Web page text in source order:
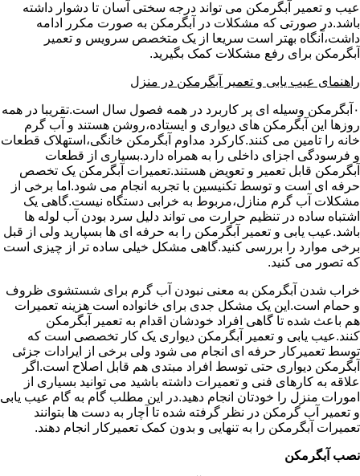
عیب و تعمیر آبگرمکن می تواند درجه سختی آسان تا دشوار داشته
باشد.در صورتی که مشکلات در آبگرمکن به صورت مکرر ادامه
داشت،آنگاه بهتر است سریعا از یک متخصص سرویس و تعمیر
آبگرمکن برای رفع مشکلات کمک بگیرید.
راهنمای عیب یابی و تعمیر آبگرمکن در منزل
۰آبگرمکن وسیله ای پر کاربرد در همه فصول سال است.تقریبا در همه
روزها این آبگرمکن های دیواری و ایستاده،روشن هستند و آب گرم
خانه را تامین می کنند.کارکرد مداوم آبگرمکن خانگی،استهلاک قطعات
و فرسودگی اجزای داخلی را به همراه دارد.بسیاری از قطعات
آبگرمکن قابل تعمیر و تعویض هستند.تعمیرات آبگرمکن یک تخصص
حرفه ای است و توسط تکنیسین با تجربه انجام می شود.اما برخی از
مشکلات آب گرم منازل،مربوط به خرابی دستگاه نیست.گاهی یک
اشتباه ساده در تنظیم حرارت می تواند دلیل سرد بودن آب لوله ها
باشد.عیب یابی و تعمیر آبگرمکن را به حرفه ای ها بسپارید ولی از قبل
برخی موارد را بررسی کنید.گاهی مشکل خیلی ساده تر از چیزی است
که تصور می کنید.
خراب شدن آبگرمکن به معنی نبودن آب گرم برای شستشوی ظروف
و حمام است.این یک مشکل جدی برای خانواده است هزینه تعمیرات
هم باعث شده تا گاهی افراد خودشان اقدام به تعمیر آبگرمکن
کنند.عیب یابی و تعمیر آبگرمکن دیواری یک کار تخصصی است که
توسط تعمیرکار حرفه ای انجام می شود ولی برخی از ایرادات جزئی
آبگرمکن دیواری حتی توسط افراد مبتدی هم قابل اصلاح است.اگر
علاقه به کارهای فنی و تعمیرات داشته باشید می توانید بسیاری از
امورات منزل را خودتان انجام دهید.در این مطلب گام به گام عیب یابی
و تعمیر آب گرمکن در نظر گرفته شده تا آچار به دست ها بتوانند
تعمیرات آبگرمکن را به تنهایی و بدون کمک تعمیرکار انجام دهند.
نصب آبگرمکن